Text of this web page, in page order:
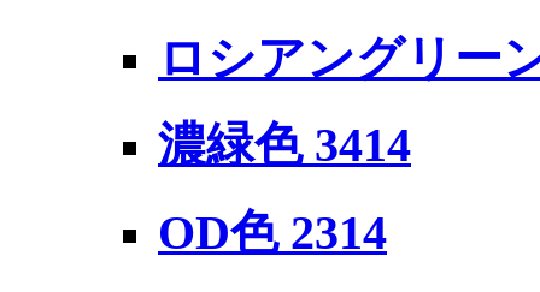
ロシアングリー
濃緑色 3414
OD色 2314